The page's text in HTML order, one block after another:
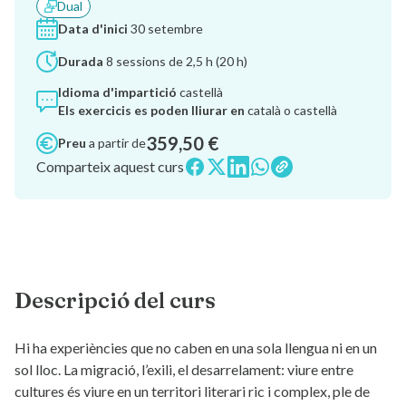
Dual
Data d'inici 30 setembre
Durada 8 sessions de 2,5 h (20 h)
Idioma d'impartició castellà
Els exercicis es poden lliurar en català o castellà
Preu a partir de359,50 €
Comparteix aquest curs
Descripció del curs
Hi ha experiències que no caben en una sola llengua ni en un
sol lloc. La migració, l’exili, el desarrelament: viure entre
cultures és viure en un territori literari ric i complex, ple de